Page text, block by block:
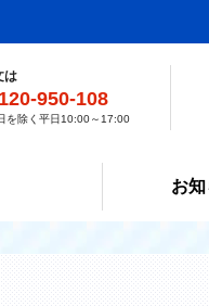
は
950-108
を除く平日10:00～17:00
お